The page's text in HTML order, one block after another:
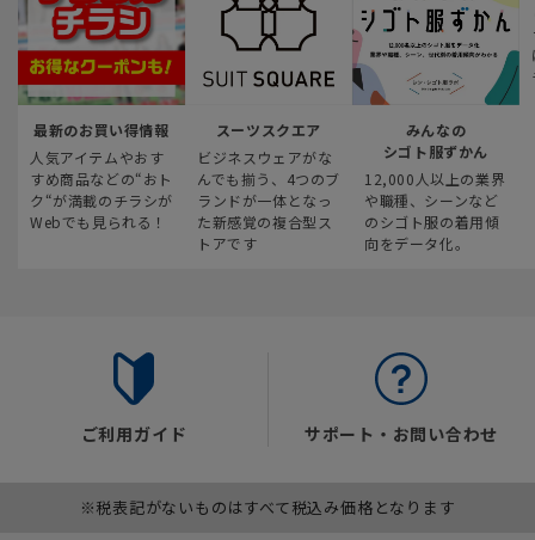
最新のお買い得情報
人気アイテムやおす
すめ商品などの“おト
ク“が満載のチラシが
Webでも見られる！
スーツスクエア
ビジネスウェアがな
んでも揃う、4つのブ
ランドが一体となっ
た新感覚の複合型ス
トアです
みんなの
シゴト服ずかん
12,000人以上の業界
や職種、シーンなど
のシゴト服の着用傾
向をデータ化。
ご利用ガイド サポート・お問い合わせ
※税表記がないものはすべて税込み価格となります